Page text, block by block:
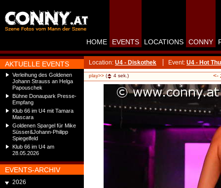
AKTUELLE EVENTS
Verleihung des Goldenen
Johann Strauss an Helga
Papouschek
Bühne Donaupark Presse-
Empfang
Klub 66 im U4 mit Tamara
Mascara
Goldenen Spargel für Mike
Süsser&Johann-Philipp
Spiegelfeld
Klub 66 im U4 am
28.05.2026
EVENTS-ARCHIV
2026
HOME EVENTS LOCATIONS CONNY
Location: U4 - Diskothek Event: U4 - Hot
play>> ( 4 sek.) <-